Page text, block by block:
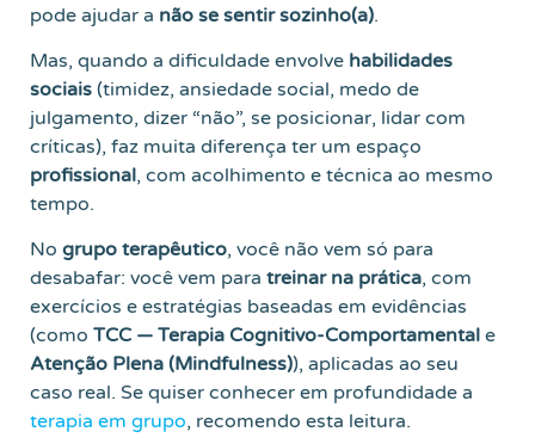
pode ajudar a não se sentir sozinho(a).
Mas, quando a dificuldade envolve habilidades
sociais (timidez, ansiedade social, medo de
julgamento, dizer “não”, se posicionar, lidar com
críticas), faz muita diferença ter um espaço
profissional, com acolhimento e técnica ao mesmo
tempo.
No grupo terapêutico, você não vem só para
desabafar: você vem para treinar na prática, com
exercícios e estratégias baseadas em evidências
(como TCC — Terapia Cognitivo-Comportamental e
Atenção Plena (Mindfulness)), aplicadas ao seu
caso real. Se quiser conhecer em profundidade a
terapia em grupo, recomendo esta leitura.